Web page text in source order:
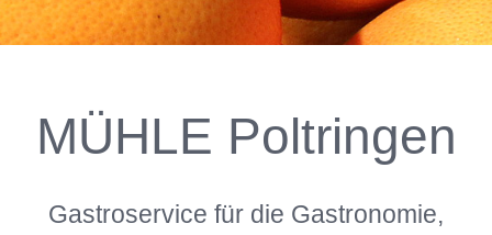
MÜHLE Poltringen
Gastroservice für die Gastronomie,